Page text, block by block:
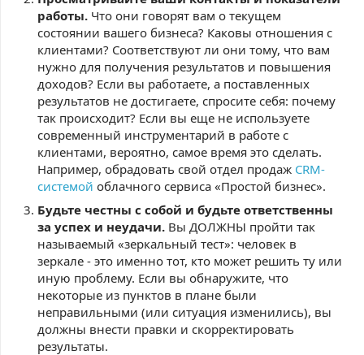
работы. Что они говорят вам о текущем
состоянии вашего бизнеса? Каковы отношения с
клиентами? Соответствуют ли они тому, что вам
нужно для получения результатов и повышения
доходов? Если вы работаете, а поставленных
результатов не достигаете, спросите себя: почему
так происходит? Если вы еще не используете
современный инструментарий в работе с
клиентами, вероятно, самое время это сделать.
Например, обрадовать свой отдел продаж CRM-
системой облачного сервиса «Простой бизнес».
Будьте честны с собой и будьте ответственны
за успех и неудачи. Вы ДОЛЖНЫ пройти так
называемый «зеркальный тест»: человек в
зеркале - это именно тот, кто может решить ту или
иную проблему. Если вы обнаружите, что
некоторые из пунктов в плане были
неправильными (или ситуация изменились), вы
должны внести правки и скорректировать
результаты.